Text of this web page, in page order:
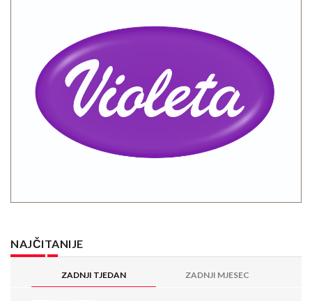
NAJČITANIJE
ZADNJI TJEDAN ZADNJI MJESEC